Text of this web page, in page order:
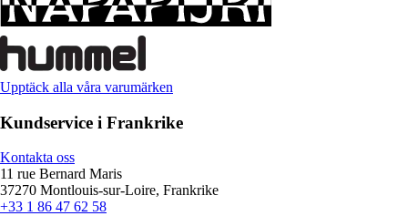
Upptäck alla våra varumärken
Kundservice i Frankrike
Kontakta oss
11 rue Bernard Maris
37270 Montlouis-sur-Loire, Frankrike
+33 1 86 47 62 58